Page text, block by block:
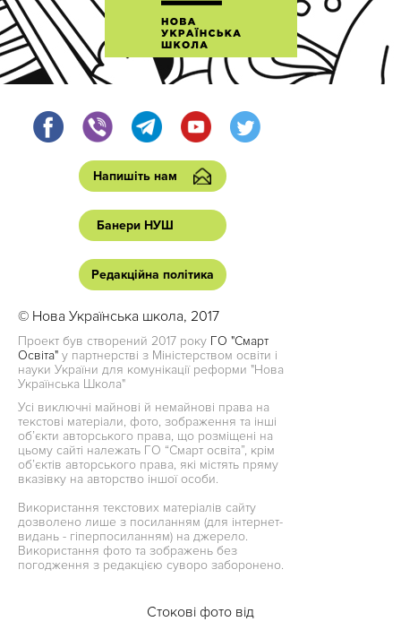
Напишіть нам
Банери НУШ
Редакційна політика
© Нова Українська школа, 2017
Проект був створений 2017 року ГО "Смарт
Освіта" у партнерстві з Міністерством освіти і
науки України для комунікації реформи "Нова
Українська Школа"
Усі виключні майнові й немайнові права на
текстові матеріали, фото, зображення та інші
об’єкти авторського права, що розміщені на
цьому сайті належать ГО “Смарт освіта”, крім
об’єктів авторського права, які містять пряму
вказівку на авторство іншої особи.
Використання текстових матеріалів сайту
дозволено лише з посиланням (для інтернет-
видань - гіперпосиланням) на джерело.
Використання фото та зображень без
погодження з редакцією суворо заборонено.
Стокові фото від